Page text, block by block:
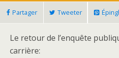
Partager Tweeter
Le retour de l’enquête
carrière: